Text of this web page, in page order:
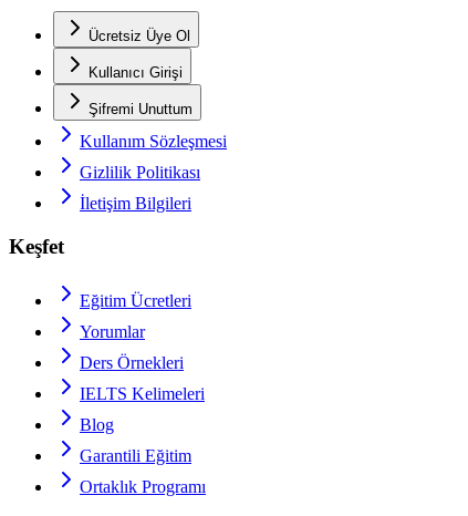
Ücretsiz Üye Ol
Kullanıcı Girişi
Şifremi Unuttum
Kullanım Sözleşmesi
Gizlilik Politikası
İletişim Bilgileri
Keşfet
Eğitim Ücretleri
Yorumlar
Ders Örnekleri
IELTS Kelimeleri
Blog
Garantili Eğitim
Ortaklık Programı